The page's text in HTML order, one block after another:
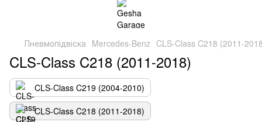
Пневмопідвіска Mercedes-Benz CLS-Class C218 (2011-
CLS-Class C218 (2011-2018)
CLS-Class C219 (2004-2010)
CLS-Class C218 (2011-2018)